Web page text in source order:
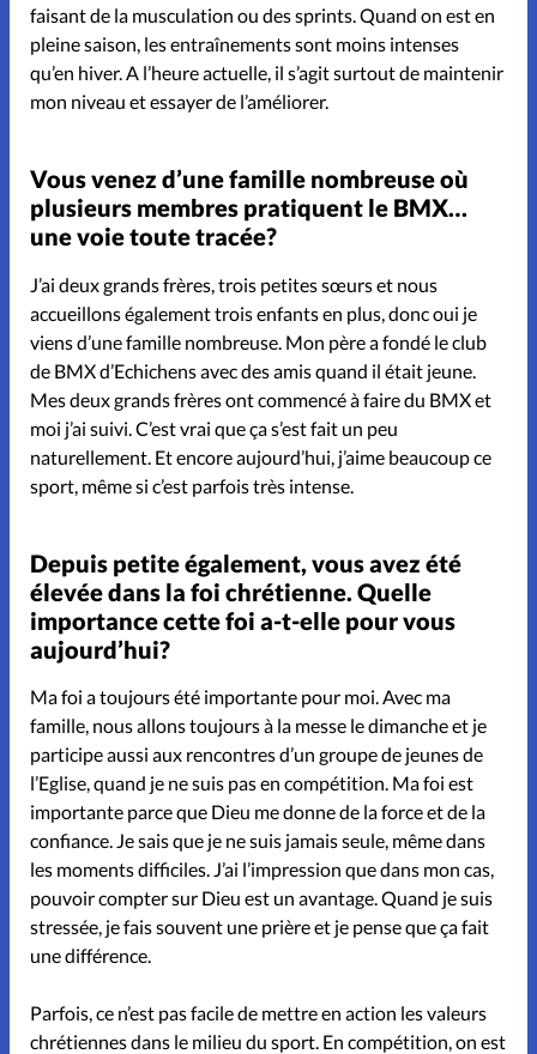
faisant de la musculation ou des sprints. Quand on est en
pleine saison, les entraînements sont moins intenses
qu’en hiver. A l’heure actuelle, il s’agit surtout de maintenir
mon niveau et essayer de l’améliorer.
Vous venez d’une famille nombreuse où
plusieurs membres pratiquent le BMX…
une voie toute tracée?
J’ai deux grands frères, trois petites sœurs et nous
accueillons également trois enfants en plus, donc oui je
viens d’une famille nombreuse. Mon père a fondé le club
de BMX d’Echichens avec des amis quand il était jeune.
Mes deux grands frères ont commencé à faire du BMX et
moi j’ai suivi. C’est vrai que ça s’est fait un peu
naturellement. Et encore aujourd’hui, j’aime beaucoup ce
sport, même si c’est parfois très intense.
Depuis petite également, vous avez été
élevée dans la foi chrétienne. Quelle
importance cette foi a-t-elle pour vous
aujourd’hui?
Ma foi a toujours été importante pour moi. Avec ma
famille, nous allons toujours à la messe le dimanche et je
participe aussi aux rencontres d’un groupe de jeunes de
l’Eglise, quand je ne suis pas en compétition. Ma foi est
importante parce que Dieu me donne de la force et de la
confiance. Je sais que je ne suis jamais seule, même dans
les moments difficiles. J’ai l’impression que dans mon cas,
pouvoir compter sur Dieu est un avantage. Quand je suis
stressée, je fais souvent une prière et je pense que ça fait
une différence.
Parfois, ce n’est pas facile de mettre en action les valeurs
chrétiennes dans le milieu du sport. En compétition, on est